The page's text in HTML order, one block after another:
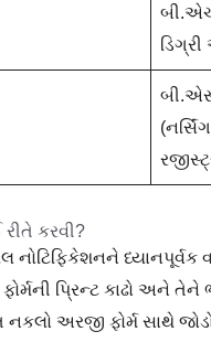
કરવી?
ધ્યાનપૂર્વક
પ્રિન્ટ કાઢો અને તેને
અરજી ફોર્મ સાથે